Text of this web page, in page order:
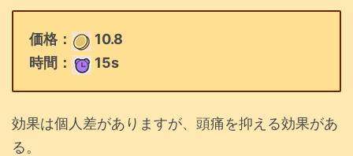
価格：
10.8
時間：
15s
効果は個人差がありますが、頭痛を抑える効果があ
る。